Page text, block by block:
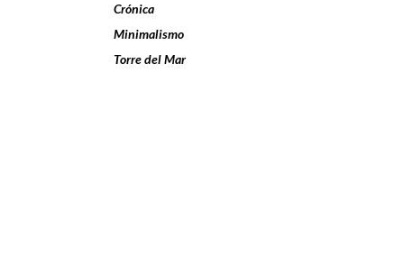
Crónica
Minimalismo
Torre del Mar